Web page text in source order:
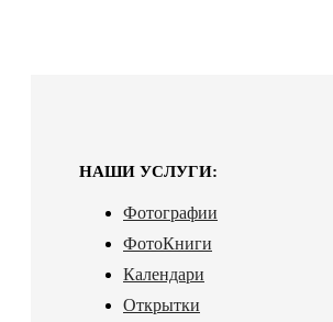
НАШИ УСЛУГИ:
Фотографии
ФотоКниги
Календари
Открытки